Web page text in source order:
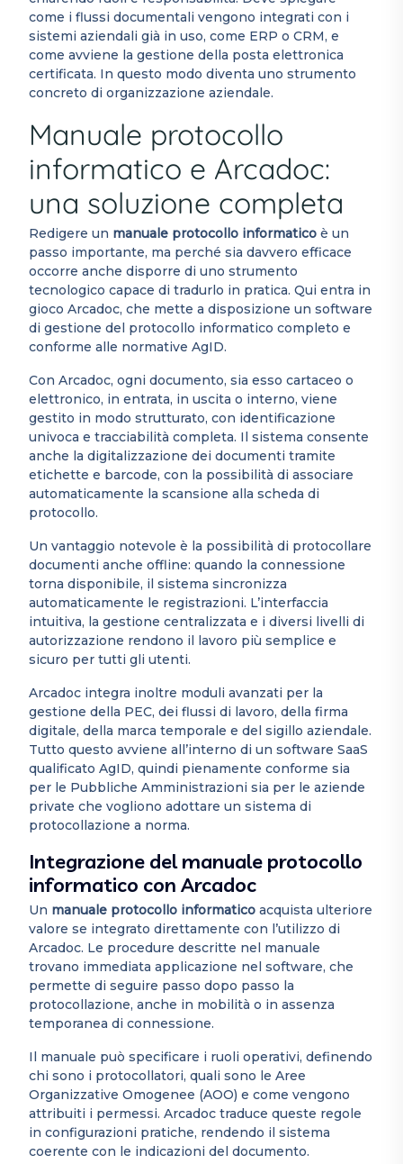
come i flussi documentali vengono integrati con i
sistemi aziendali già in uso, come ERP o CRM, e
come avviene la gestione della posta elettronica
certificata. In questo modo diventa uno strumento
concreto di organizzazione aziendale.
Manuale protocollo
informatico e Arcadoc:
una soluzione completa
Redigere un manuale protocollo informatico è un
passo importante, ma perché sia davvero efficace
occorre anche disporre di uno strumento
tecnologico capace di tradurlo in pratica. Qui entra in
gioco Arcadoc, che mette a disposizione un software
di gestione del protocollo informatico completo e
conforme alle normative AgID.
Con Arcadoc, ogni documento, sia esso cartaceo o
elettronico, in entrata, in uscita o interno, viene
gestito in modo strutturato, con identificazione
univoca e tracciabilità completa. Il sistema consente
anche la digitalizzazione dei documenti tramite
etichette e barcode, con la possibilità di associare
automaticamente la scansione alla scheda di
protocollo.
Un vantaggio notevole è la possibilità di protocollare
documenti anche offline: quando la connessione
torna disponibile, il sistema sincronizza
automaticamente le registrazioni. L’interfaccia
intuitiva, la gestione centralizzata e i diversi livelli di
autorizzazione rendono il lavoro più semplice e
sicuro per tutti gli utenti.
Arcadoc integra inoltre moduli avanzati per la
gestione della PEC, dei flussi di lavoro, della firma
digitale, della marca temporale e del sigillo aziendale.
Tutto questo avviene all’interno di un software SaaS
qualificato AgID, quindi pienamente conforme sia
per le Pubbliche Amministrazioni sia per le aziende
private che vogliono adottare un sistema di
protocollazione a norma.
Integrazione del manuale protocollo
informatico con Arcadoc
Un manuale protocollo informatico acquista ulteriore
valore se integrato direttamente con l’utilizzo di
Arcadoc. Le procedure descritte nel manuale
trovano immediata applicazione nel software, che
permette di seguire passo dopo passo la
protocollazione, anche in mobilità o in assenza
temporanea di connessione.
Il manuale può specificare i ruoli operativi, definendo
chi sono i protocollatori, quali sono le Aree
Organizzative Omogenee (AOO) e come vengono
attribuiti i permessi. Arcadoc traduce queste regole
in configurazioni pratiche, rendendo il sistema
coerente con le indicazioni del documento.